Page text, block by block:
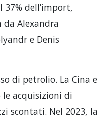
dell’import,
da Alexandra
e Denis
di petrolio. La Cina e
acquisizioni di
scontati. Nel 2023, la